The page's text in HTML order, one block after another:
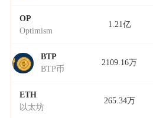
OP
Optimism
1.21亿
BTP
BTP币
2109.16万
ETH
以太坊
265.34万